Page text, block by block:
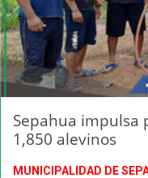
Sepahua impulsa
1,850 alevinos
MUNICIPALIDAD DE